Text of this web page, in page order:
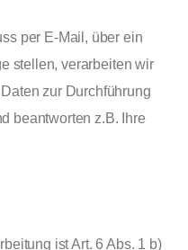
per E-Mail, über ein
stellen, verarbeiten wir
zur Durchführung
beantworten z.B. Ihre
ist Art. 6 Abs. 1 b)